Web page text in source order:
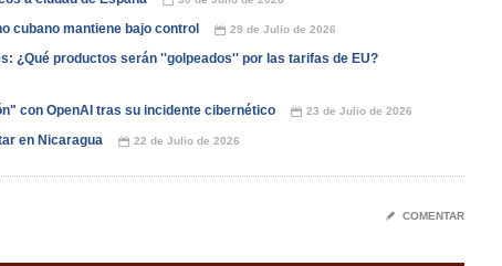
cubano mantiene bajo control 📅 29 de Julio de 2026
¿Qué productos serán ''golpeados'' por las tarifas de EU?
con OpenAI tras su incidente cibernético 📅 23 de Julio de 2026
en Nicaragua 📅 22 de Julio de 2026
✎ COMENTAR